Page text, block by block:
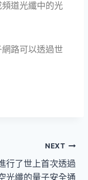
道光纖中的光
路可以透過世
NEXT
行了世上首次透過
光纖的量子安全通